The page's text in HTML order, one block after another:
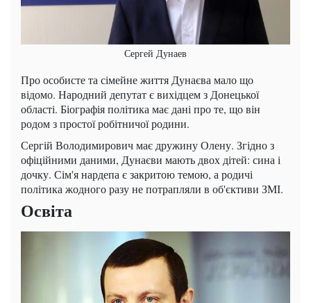
Сергей Дунаев
Про особисте та сімейне життя Дунаєва мало що
відомо. Народний депутат є вихідцем з Донецької
області. Біографія політика має дані про те, що він
родом з простої робітничої родини.
Сергій Володимирович має дружину Олену. Згідно з
офіційними даними, Дунаєви мають двох дітей: сина і
дочку. Сім'я нардепа є закритою темою, а родичі
політика жодного разу не потрапляли в об'єктиви ЗМІ.
Освіта